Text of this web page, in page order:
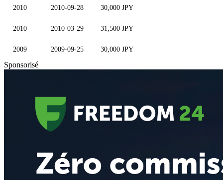
2010 2010-09-28 30,000 JPY
2010 2010-03-29 31,500 JPY
2009 2009-09-25 30,000 JPY
Sponsorisé